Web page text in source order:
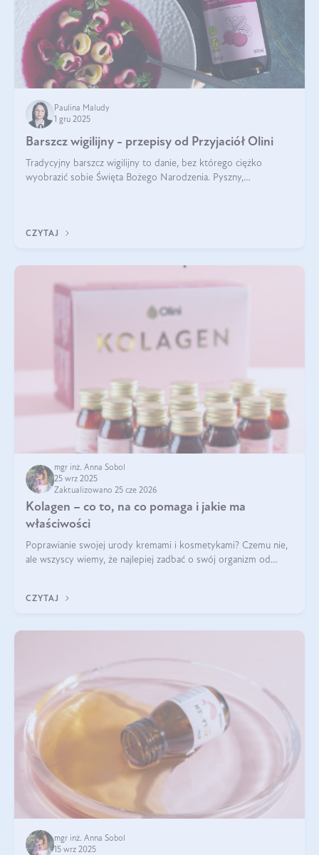
Paulina Maludy
1 gru 2025
Barszcz wigilijny - przepisy od Przyjaciół Olini
Tradycyjny barszcz wigilijny to danie, bez którego ciężko
wyobrazić sobie Święta Bożego Narodzenia. Pyszny,
CZYTAJ
mgr inż. Anna Sobol
25 wrz 2025
Zaktualizowano 25 cze 2026
Kolagen – co to, na co pomaga i jakie ma
właściwości
Poprawianie swojej urody kremami i kosmetykami? Czemu nie,
ale wszyscy wiemy, że najlepiej zadbać o swój organizm od
wysokiej jakości suplem
CZYTAJ
mgr inż. Anna Sobol
15 wrz 2025